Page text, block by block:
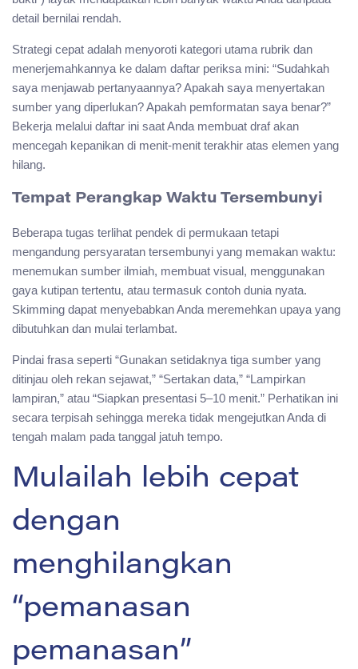
detail bernilai rendah.
Strategi cepat adalah menyoroti kategori utama rubrik dan
menerjemahkannya ke dalam daftar periksa mini: “Sudahkah
saya menjawab pertanyaannya? Apakah saya menyertakan
sumber yang diperlukan? Apakah pemformatan saya benar?”
Bekerja melalui daftar ini saat Anda membuat draf akan
mencegah kepanikan di menit-menit terakhir atas elemen yang
hilang.
Tempat Perangkap Waktu Tersembunyi
Beberapa tugas terlihat pendek di permukaan tetapi
mengandung persyaratan tersembunyi yang memakan waktu:
menemukan sumber ilmiah, membuat visual, menggunakan
gaya kutipan tertentu, atau termasuk contoh dunia nyata.
Skimming dapat menyebabkan Anda meremehkan upaya yang
dibutuhkan dan mulai terlambat.
Pindai frasa seperti “Gunakan setidaknya tiga sumber yang
ditinjau oleh rekan sejawat,” “Sertakan data,” “Lampirkan
lampiran,” atau “Siapkan presentasi 5–10 menit.” Perhatikan ini
secara terpisah sehingga mereka tidak mengejutkan Anda di
tengah malam pada tanggal jatuh tempo.
Mulailah lebih cepat
dengan
menghilangkan
“pemanasan
pemanasan”